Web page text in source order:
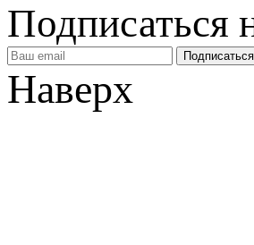
Подписаться
Наверх